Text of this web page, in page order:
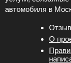
автомобиля в